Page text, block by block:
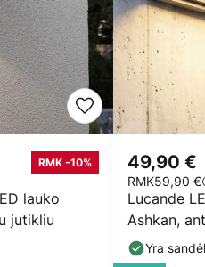
lauko
jutikliu
RMK -10%
Lucande
Ashkan,
49,90 €
RMK59,90 €
Yra